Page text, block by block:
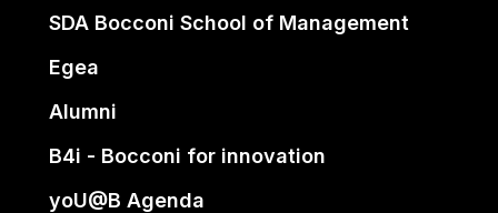
SDA Bocconi School of Management
Egea
Alumni
B4i - Bocconi for innovation
yoU@B Agenda